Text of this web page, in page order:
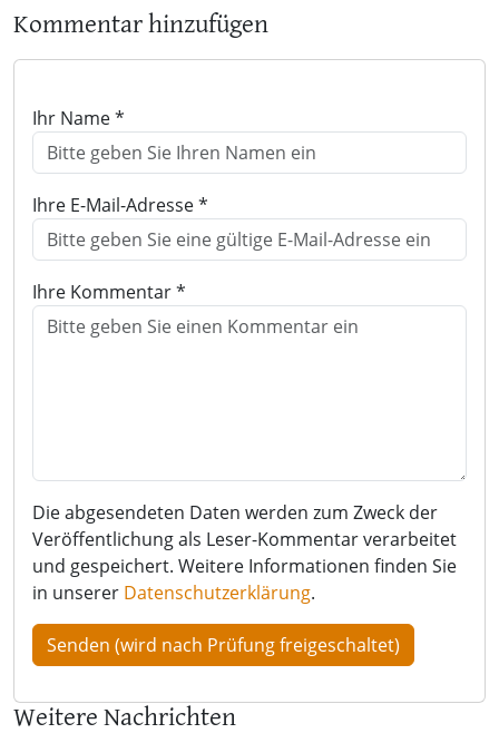
Kommentar hinzufügen
Ihr Name *
Ihre E-Mail-Adresse *
Ihre Kommentar *
Die abgesendeten Daten werden zum Zweck der
Veröffentlichung als Leser-Kommentar verarbeitet
und gespeichert. Weitere Informationen finden Sie
in unserer Datenschutzerklärung.
Weitere Nachrichten